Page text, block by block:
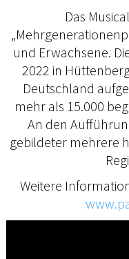
Das
und Erwachsene.
2022 in
Deutschland
mehr als 15.000
An den
gebildeter mehrere
Weitere